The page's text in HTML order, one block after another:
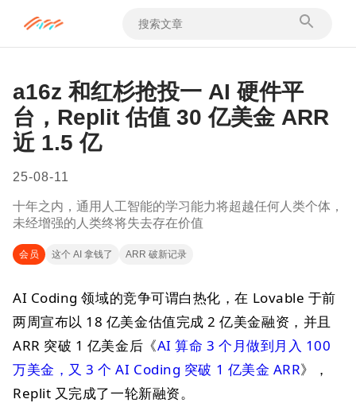
a16z 和红杉抢投一 AI 硬件平
台，Replit 估值 30 亿美金 ARR
近 1.5 亿
25-08-11
十年之内，通用人工智能的学习能力将超越任何人类个体，
未经增强的人类终将失去存在价值
会员 这个 AI 拿钱了 ARR 破新记录
AI Coding 领域的竞争可谓白热化，在 Lovable 于前
两周宣布以 18 亿美金估值完成 2 亿美金融资，并且
ARR 突破 1 亿美金后《AI 算命 3 个月做到月入 100
万美金，又 3 个 AI Coding 突破 1 亿美金 ARR》，
Replit 又完成了一轮新融资。